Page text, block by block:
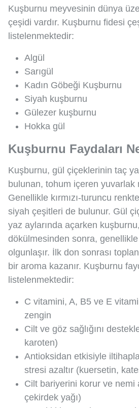
Kuşburnu meyvesinin dünya
çeşidi vardır. Kuşburnu fidesi
listelenmektedir:
Algül
Sarıgül
Kadın Göbeği Kuşburnu
Siyah kuşburnu
Gülezer kuşburnu
Hokka gül
Kuşburnu Faydaları
Kuşburnu, gül çiçeklerinin taç
bulunan, tohum içeren yuvarlak
Genellikle kırmızı-turuncu
siyah çeşitleri de bulunur. Gül
yaz aylarında açarken
dökülmesinden sonra,
olgunlaşır. İlk don sonrası
bir aroma kazanır. Kuşburnu
listelenmektedir:
C vitamini, A, B5 ve E
zengin
Cilt ve göz sağlığını
karoten)
Antioksidan etkisiyle
stresi azaltır (kuersetin,
Cilt bariyerini korur ve nemi
çekirdek yağı)